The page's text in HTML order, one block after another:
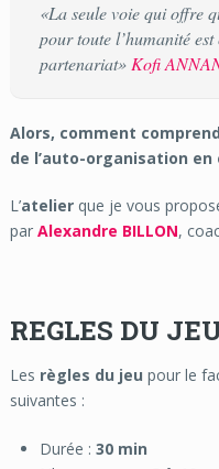
«La seule voie qui offre
pour toute l’humanité
partenariat» Kofi
Alors, comment
de l’auto-organisation en
L’atelierque je vous
par Alexandre BILLON,
REGLES DU
Les règles du jeu pour le
suivantes :
Durée : 30 min